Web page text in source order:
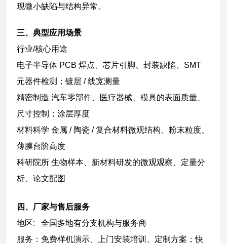
现微小缺陷与结构异常。
三、典型应用场景
行业/核心用途
电子半导体 PCB 焊点、芯片引脚、封装缺陷、SMT
元器件检测；镀层 / 线宽测量
精密制造 汽车零部件、医疗器械、模具的表面质量、
尺寸控制；涂层厚度
材料科学 金属 / 陶瓷 / 复合材料微观结构、粉末粒度、
薄膜台阶高度
科研院所 生物样本、新材料研发的微观观察、定量分
析、论文配图
四、厂家与售后服务
地区: 全国多地有分支机构与服务商
服务：免费样机演示、上门安装培训、定制方案；快